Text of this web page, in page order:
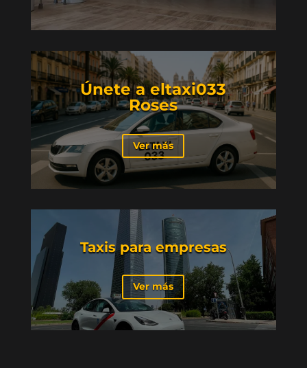
Únete a eltaxi033
Roses
Ver más
Taxis para empresas
Ver más